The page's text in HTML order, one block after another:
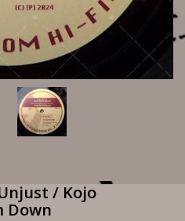
/ Kojo
Down